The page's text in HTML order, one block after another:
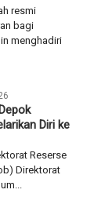
resmi
bagi
menghadiri
Diri ke
Reserse
Direktorat